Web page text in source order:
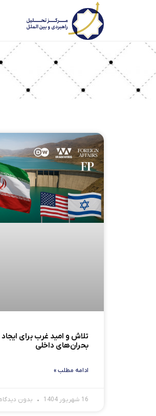
تلاش و امید غرب برای ایجاد
بحران‌های داخلی
ادامه مطلب »
16 شهریور 1404 بدون دیدگاه